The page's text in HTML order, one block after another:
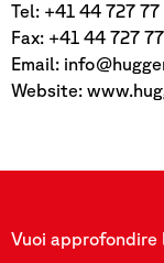
Tel: +41 44 727
Fax: +41 44 727
Email:
Website:
Vuoi